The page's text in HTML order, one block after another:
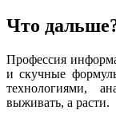
Что
Профессия
и скучные
технологиями,
выживать, а расти.